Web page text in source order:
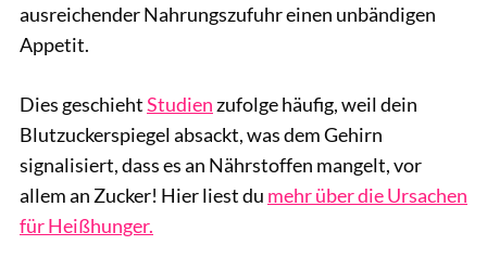
ausreichender Nahrungszufuhr einen unbändigen
Appetit.
Dies geschiehtStudienzufolge häufig, weil dein
Blutzuckerspiegel absackt, was dem Gehirn
signalisiert, dass es an Nährstoffen mangelt, vor
allem an Zucker! Hier liest du mehr über die Ursachen
für Heißhunger.